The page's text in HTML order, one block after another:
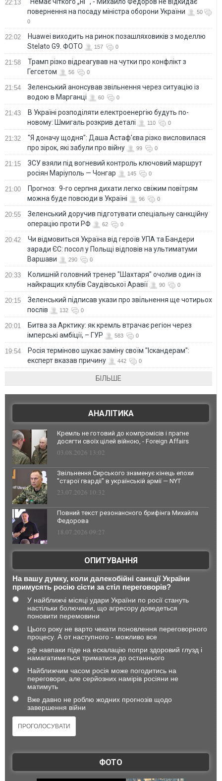
22:13
повернення на посаду міністра оборони України
50
0
22:02
Huawei виходить на ринок позашляховиків з моделлю
Stelato G9. ФОТО
157 0
21:58
Трамп різко відреагував на чутки про конфлікт з
Гегсетом
56 0
21:54
Зеленський анонсував звільнення через ситуацію із
водою в Марганці
60 0
21:43
В Україні розподіляти електроенергію будуть по-
новому: Шмигаль розкрив деталі
110 0
21:32
"Я доначу щодня": Даша Астаф'єва різко висловилася
про зірок, які забули про війну
99 0
21:15
ЗСУ взяли під вогневий контроль ключовий маршрут
росіян Маріуполь — Чонгар
145 0
21:00
Прогноз: 9-го серпня дихати легко свіжим повітрям
можна буде повсюди в Україні
96 0
20:55
Зеленський доручив підготувати спеціальну санкційну
операцію проти РФ
62 0
20:42
Чи відмовиться Україна від героїв УПА та Бандери
заради ЄС: посол у Польщі відповів на ультиматуми
Варшави
290 0
20:33
Колишній головний тренер "Шахтаря" очолив один із
найкращих клубів Саудівської Аравії
90 0
20:15
Зеленський підписав укази про звільнення ще чотирьох
послів
132 0
20:01
Битва за Арктику: як кремль втрачає регіон через
імперські амбіції, – ГУР
583 0
19:54
Росія терміново шукає заміну своїм "Іскандерам":
експерт вказав причину
442 0
БІЛЬШЕ
АНАЛІТИКА
Кремль не готовий до компромісів і прагне
досягти своїх цілей війною, - Foreign Affairs
03.08.2026 13:02
Звільнення Сирського знаменує кінець епохи
"старої гвардії" в українській армії — NYT
23.07.2026 10:32
Повний текст резонансного брифінга Михайла
Федорова
18.07.2026 09:27
ОПИТУВАННЯ
На вашу думку, коли далекобійні санкції України
примусять росію сісти за стіл переговорів?
У найближчі місяці удари України по росії стануть
настільки болючими, що агресору доведеться
поновити перемовини
Цього року не варто чекати поновлення переговорного
процесу. А от наступного - можливо все
рф навпаки піде на ескалацію попри здоровий глузд і
намагатиметься триматися до останнього
Найближчим часом росія може погодитись на
переговори, але серйозних намірів росіяни не
матимуть
Вже давно не роблю жодних прогнозів щодо
завершення війни
ФОТО